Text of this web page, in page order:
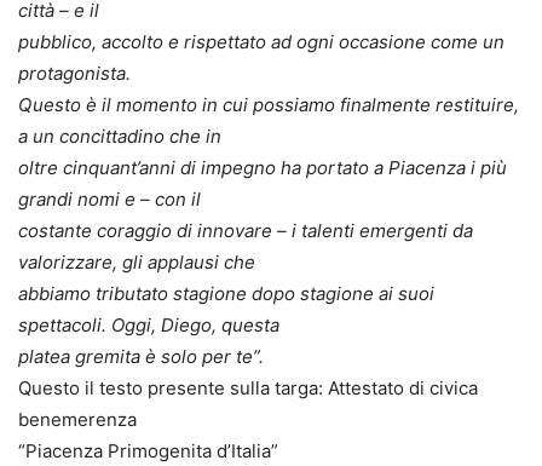
città – e il
pubblico, accolto e rispettato ad ogni occasione come un
protagonista.
Questo è il momento in cui possiamo finalmente restituire,
a un concittadino che in
oltre cinquant’anni di impegno ha portato a Piacenza i più
grandi nomi e – con il
costante coraggio di innovare – i talenti emergenti da
valorizzare, gli applausi che
abbiamo tributato stagione dopo stagione ai suoi
spettacoli. Oggi, Diego, questa
platea gremita è solo per te”.
Questo il testo presente sulla targa: Attestato di civica
benemerenza
“Piacenza Primogenita d’Italia”